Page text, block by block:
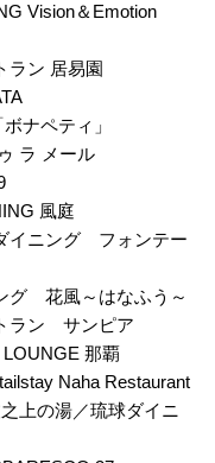
Vision＆Emotion
ラン 居易園
ナペティ」
ラ メール
風庭
イニング フォンテー
グ 花風～はなふう～
ラン サンピア
那覇
Naha Restaurant
上の湯／琉球ダイニ